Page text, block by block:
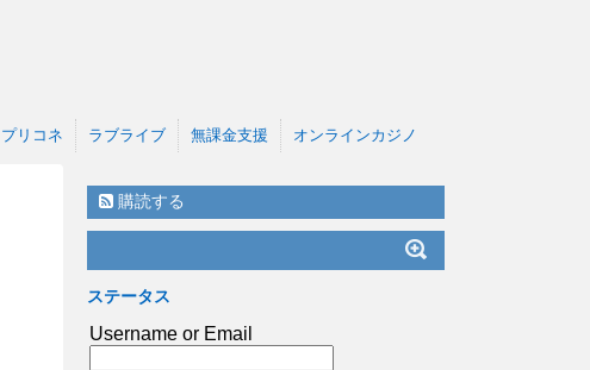
プリコネ ラブライブ 無課金支援 オンラインカジノ
購読する
ステータス
Username or Email